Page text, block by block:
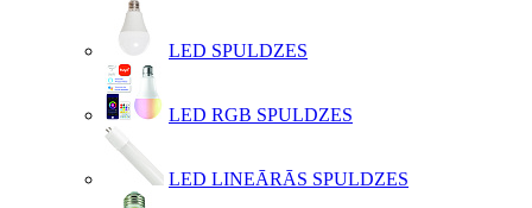
LED SPULDZES
LED RGB SPULDZES
LED LINEĀRĀS SPULDZES